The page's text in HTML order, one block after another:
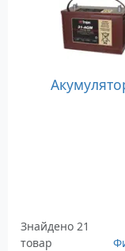
Знайдено 21
товар